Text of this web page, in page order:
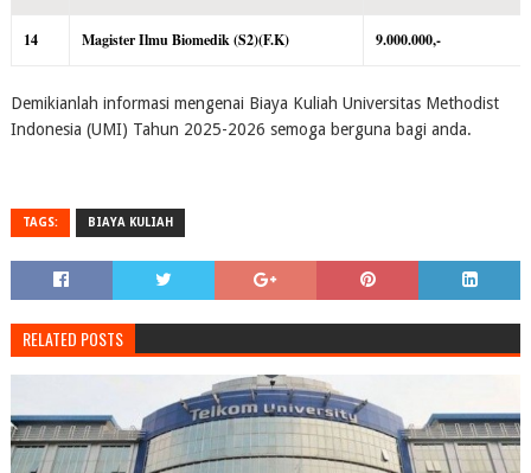
14 Magister Ilmu Biomedik (S2)(F.K) 9.000.000,-
Demikianlah informasi mengenai Biaya Kuliah Universitas Methodist
Indonesia (UMI) Tahun 2025-2026 semoga berguna bagi anda.
TAGS: BIAYA KULIAH
RELATED POSTS